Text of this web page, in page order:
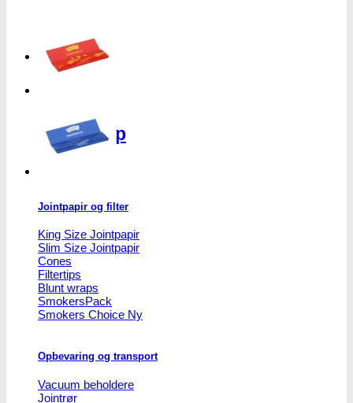
Headshop
Headshop
Jointpapir og filter
King Size Jointpapir
Slim Size Jointpapir
Cones
Filtertips
Blunt wraps
SmokersPack
Smokers Choice
Opbevaring og transport
Vacuum beholdere
Jointrør
Mulighederne